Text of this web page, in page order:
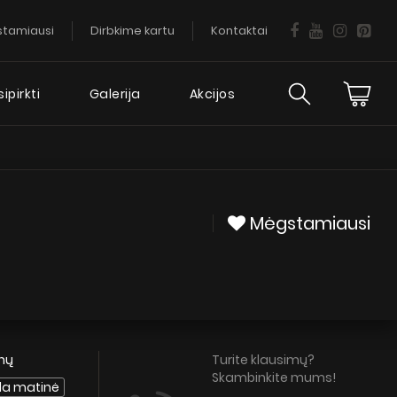
Dirbkime kartu Kontaktai
Daugiau
Galerija Akcijos
Mėgstamiausi
matinė
Turite klausimų?
Skambinkite mums!